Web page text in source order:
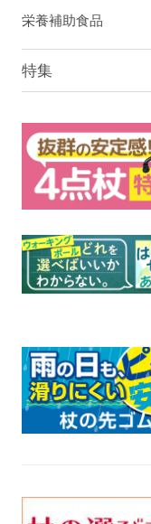
栄養補助食品
特集